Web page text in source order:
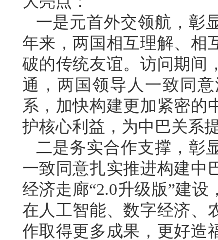
一是元首外交领航，彰
年来，两国相互理解、相
破的传统友谊。访问期间
通，两国领导人一致同
系，加快构建更加紧密的
护核心利益，为中巴关系
二是务实合作支撑，彰
一致同意扎实推进构建中
经济走廊“2.0升级版”建
在人工智能、数字经济、
作取得更多成果，更好造